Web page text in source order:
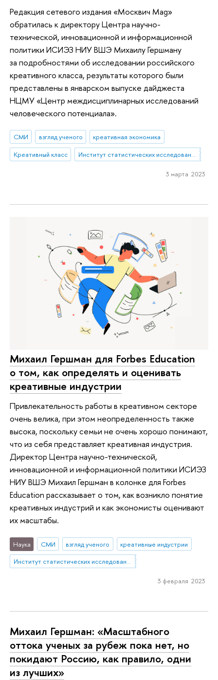
Редакция сетевого издания «Москвич Mag»
обратилась к директору Центра научно-
технической, инновационной и информационной
политики ИСИЭЗ НИУ ВШЭ Михаилу Гершману
за подробностями об исследовании российского
креативного класса, результаты которого были
представлены в январском выпуске дайджеста
НЦМУ «Центр междисциплинарных исследований
человеческого потенциала».
СМИ взгляд ученого
креативная экономика
Креативный класс
Институт статистических исследований и экономики знаний
3 марта 2023
Михаил Гершман для Forbes Education
о том, как определять и оценивать
креативные индустрии
Привлекательность работы в креативном секторе
очень велика, при этом неопределенность также
высока, поскольку семьи не очень хорошо понимают,
что из себя представляет креативная индустрия.
Директор Центра научно-технической,
инновационной и информационной политики ИСИЭЗ
НИУ ВШЭ Михаил Гершман в колонке для Forbes
Education рассказывает о том, как возникло понятие
креативных индустрий и как экономисты оценивают
их масштабы.
Наука СМИ взгляд ученого
креативные индустрии
Институт статистических исследований и экономики знаний
3 февраля 2023
Михаил Гершман: «Масштабного
оттока ученых за рубеж пока нет, но
покидают Россию, как правило, одни
из лучших»